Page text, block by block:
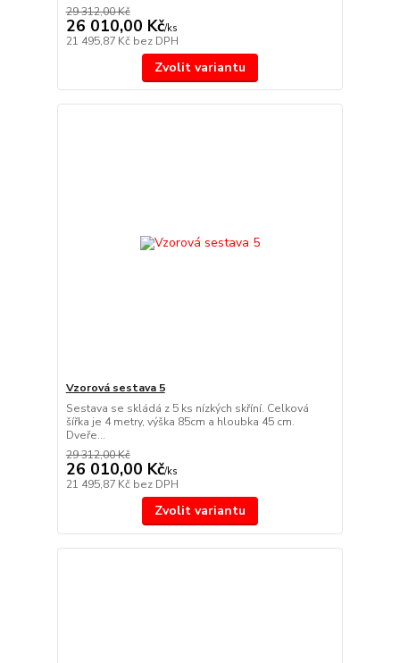
29 312,00 Kč
26 010,00 Kč/ks
21 495,87 Kč bez DPH
Zvolit variantu
Vzorová sestava 5
Sestava se skládá z 5 ks nízkých skříní. Celková
šířka je 4 metry, výška 85cm a hloubka 45 cm.
Dveře...
29 312,00 Kč
26 010,00 Kč/ks
21 495,87 Kč bez DPH
Zvolit variantu